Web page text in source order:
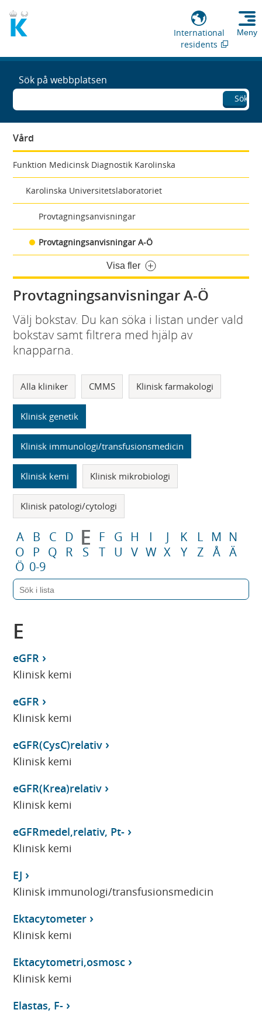
International
residents
Meny
Sök på webbplatsen
Sök
Vård
Funktion Medicinsk Diagnostik Karolinska
Karolinska Universitetslaboratoriet
Provtagningsanvisningar
Provtagningsanvisningar A-Ö
Visa fler
Provtagningsanvisningar A-Ö
Välj bokstav. Du kan söka i listan under vald
bokstav samt filtrera med hjälp av
knapparna.
Alla kliniker CMMS Klinisk farmakologi
Klinisk genetik
Klinisk immunologi/transfusionsmedicin
Klinisk kemi Klinisk mikrobiologi
Klinisk patologi/cytologi
A B C D E F G H I J K L M N
O
P Q R S T U V W X Y Z Å Ä
Ö 0-9
E
eGFR
Klinisk kemi
eGFR
Klinisk kemi
eGFR(CysC)relativ
Klinisk kemi
eGFR(Krea)relativ
Klinisk kemi
eGFRmedel,relativ, Pt-
Klinisk kemi
EJ
Klinisk immunologi/transfusionsmedicin
Ektacytometer
Klinisk kemi
Ektacytometri,osmosc
Klinisk kemi
Elastas, F-